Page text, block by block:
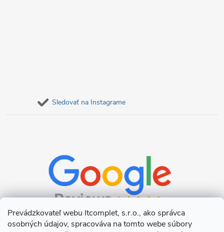
Prevádzkovateľ webu Itcomplet, s.r.o., ako správca
osobných údajov, spracováva na tomto webe súbory
Sledovať na Instagrame